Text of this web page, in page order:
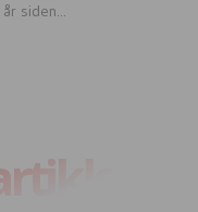
siden...